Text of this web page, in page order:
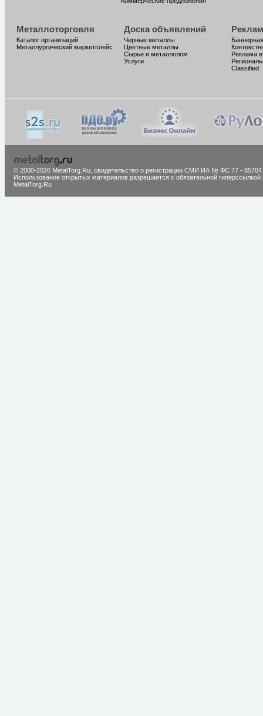
Металлоторговля
Каталог организаций
Металлургический маркетплейс
Доска объявлений
Черные металлы
Цветные металлы
Сырье и металлолом
Услуги
Реклама
Classified
© 2000-2026 MetalTorg.Ru, cвидетельство о регистрации СМИ ИА № ФС 77 - 85704
Использование открытых материалов разрешается с обязательной гиперссылкой
MetalTorg.Ru